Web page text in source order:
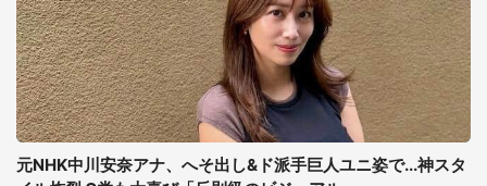
元NHK中川安奈アナ、へそ出し&ド派手巨人ユニ姿で...神スタ